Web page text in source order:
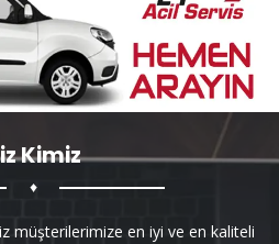
Kimiz
♦
müşterilerimize en iyi ve en kaliteli